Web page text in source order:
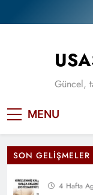
to
Güncel,
MENU
SON GELIŞMELER
4 Hafta Ago